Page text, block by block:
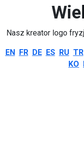
Nasz kreator logo
EN FR DE ES RU TR
KO